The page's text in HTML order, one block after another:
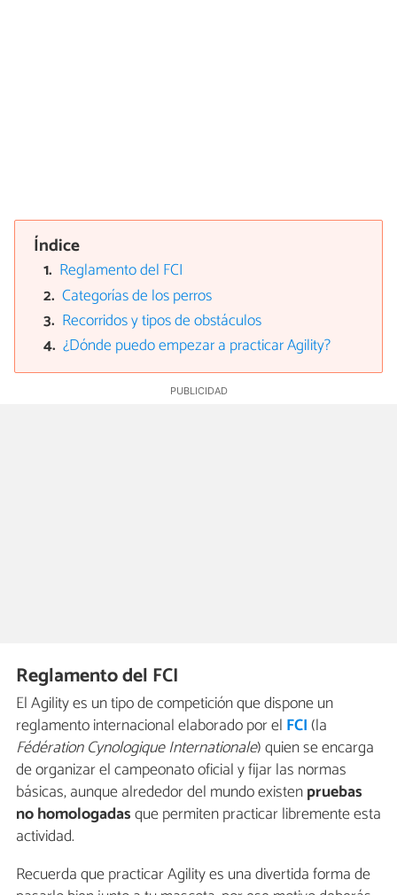
Índice
Reglamento del FCI
Categorías de los perros
Recorridos y tipos de obstáculos
¿Dónde puedo empezar a practicar Agility?
Reglamento del FCI
El Agility es un tipo de competición que dispone un
reglamento internacional elaborado por el FCI (la
Fédération Cynologique Internationale) quien se encarga
de organizar el campeonato oficial y fijar las normas
básicas, aunque alrededor del mundo existenpruebas
no homologadasque permiten practicar libremente esta
actividad.
Recuerda que practicar Agility es una divertida forma de